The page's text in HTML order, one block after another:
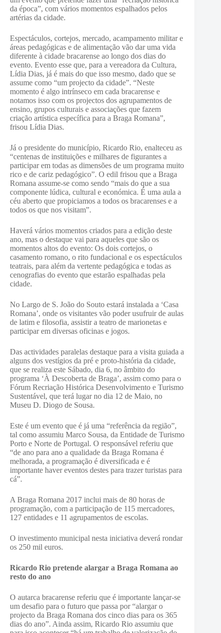
da época”, com vários momentos espalhados pelos
artérias da cidade.
Espectáculos, cortejos, mercado, acampamento militar e
áreas pedagógicas e de alimentação vão dar uma vida
diferente à cidade bracarense ao longo dos dias do
evento. Evento esse que, para a vereadora da Cultura,
Lídia Dias, já é mais do que isso mesmo, dado que se
assume como “um projecto da cidade”. “Neste
momento é algo intrínseco em cada bracarense e
notamos isso com os projectos dos agrupamentos de
ensino, grupos culturais e associações que fazem
criação artística específica para a Braga Romana”,
frisou Lídia Dias.
Já o presidente do município, Ricardo Rio, enalteceu as
“centenas de instituições e milhares de figurantes a
participar em todas as dimensões de um programa muito
rico e de cariz pedagógico”. O edil frisou que a Braga
Romana assume-se como sendo “mais do que a sua
componente lúdica, cultural e económica. É uma aula a
céu aberto que propiciamos a todos os bracarenses e a
todos os que nos visitam”.
Haverá vários momentos criados para a edição deste
ano, mas o destaque vai para aqueles que são os
momentos altos do evento: Os dois cortejos, o
casamento romano, o rito fundacional e os espectáculos
teatrais, para além da vertente pedagógica e todas as
cenografias do evento que estarão espalhadas pela
cidade.
No Largo de S. João do Souto estará instalada a ‘Casa
Romana’, onde os visitantes vão poder usufruir de aulas
de latim e filosofia, assistir a teatro de marionetas e
participar em diversas oficinas e jogos.
Das actividades paralelas destaque para a visita guiada a
alguns dos vestígios da pré e proto-história da cidade,
que se realiza este Sábado, dia 6, no âmbito do
programa ‘À Descoberta de Braga’, assim como para o
Fórum Recriação Histórica Desenvolvimento e Turismo
Sustentável, que terá lugar no dia 12 de Maio, no
Museu D. Diogo de Sousa.
Este é um evento que é já uma “referência da região”,
tal como assumiu Marco Sousa, da Entidade de Turismo
Porto e Norte de Portugal. O responsável referiu que
“de ano para ano a qualidade da Braga Romana é
melhorada, a programação é diversificada e é
importante haver eventos destes para trazer turistas para
cá”.
A Braga Romana 2017 inclui mais de 80 horas de
programação, com a participação de 115 mercadores,
127 entidades e 11 agrupamentos de escolas.
O investimento municipal nesta iniciativa deverá rondar
os 250 mil euros.
Ricardo Rio pretende alargar a Braga Romana ao
resto do ano
O autarca bracarense referiu que é importante lançar-se
um desafio para o futuro que passa por “alargar o
projecto da Braga Romana dos cinco dias para os 365
dias do ano”. Ainda assim, Ricardo Rio assumiu que